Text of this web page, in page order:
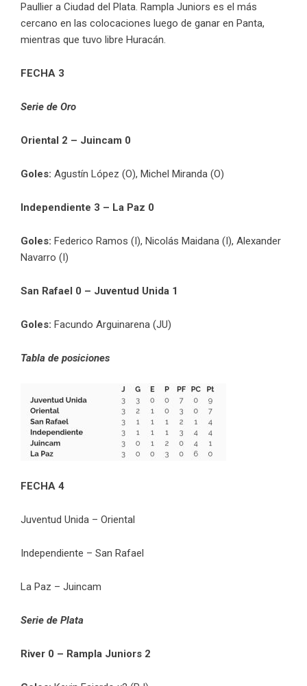
Paullier a Ciudad del Plata. Rampla Juniors es el más
cercano en las colocaciones luego de ganar en Panta,
mientras que tuvo libre Huracán.
FECHA 3
Serie de Oro
Oriental 2 – Juincam 0
Goles: Agustín López (O), Michel Miranda (O)
Independiente 3 – La Paz 0
Goles: Federico Ramos (I), Nicolás Maidana (I), Alexander
Navarro (I)
San Rafael 0 – Juventud Unida 1
Goles: Facundo Arguinarena (JU)
Tabla de posiciones
FECHA 4
Juventud Unida – Oriental
Independiente – San Rafael
La Paz – Juincam
Serie de Plata
River 0 – Rampla Juniors 2